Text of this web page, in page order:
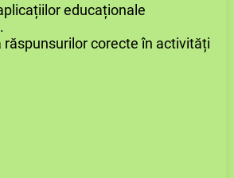
educaționale
răspunsurilor corecte în activități